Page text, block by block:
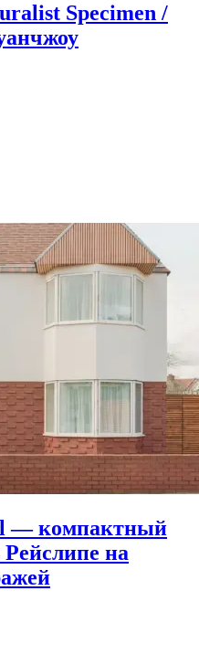
Specimen /
— компактный
на